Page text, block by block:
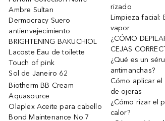
Ambre Sultan
Dermocracy Suero
antienvejecimiento
BRIGHTENING BAKUCHIOL
Lacoste Eau de toilette
Touch of pink
Sol de Janeiro 62
Biotherm BB Cream
Aquasource
Olaplex Aceite para cabello
Bond Maintenance No.7
rizado
Limpieza facial:
vapor
¿CÓMO
CEJAS
¿Qué es un
antimanchas?
Cómo aplicar
de ojeras
¿Cómo rizar el
calor?